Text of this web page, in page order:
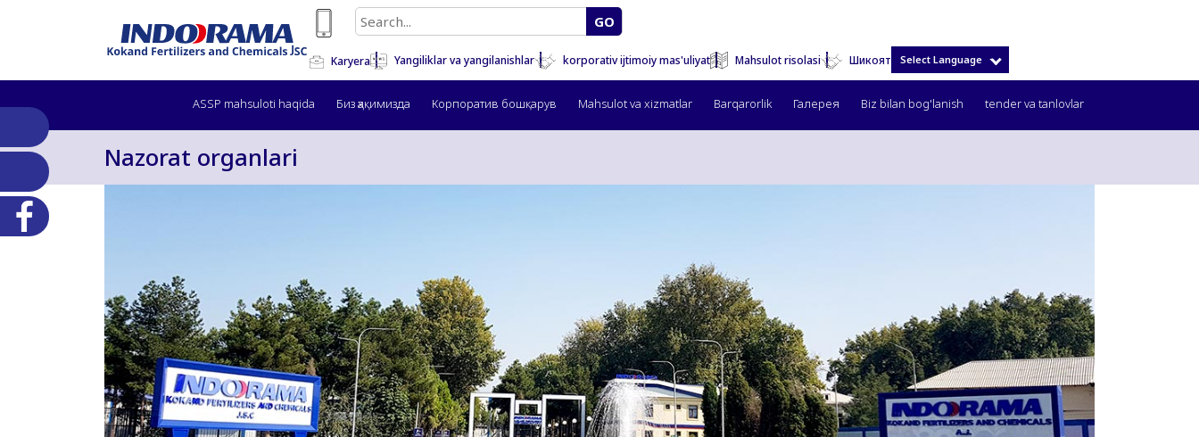
GO
Karyera Yangiliklar va yangilanishlar korporativ ijtimoiy mas'uliyat Mahsulot risolasi Шикоят Select Language
ASSP mahsuloti haqida Биз ҳақимизда Корпоратив бошқарув Mahsulot va xizmatlar Barqarorlik Галерея Biz bilan bog'lanish tender va tanlovlar
Nazorat organlari